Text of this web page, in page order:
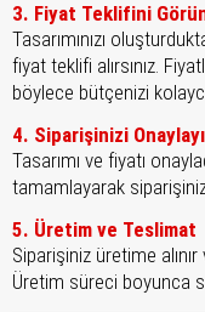
3. Fiyat Teklifini
Tasarımınızı
fiyat teklifi alırsınız.
böylece bütçenizi
4. Siparişinizi
Tasarımı ve fiyatı
tamamlayarak
5. Üretim ve Teslimat
Siparişiniz üretime
Üretim süreci boyunca